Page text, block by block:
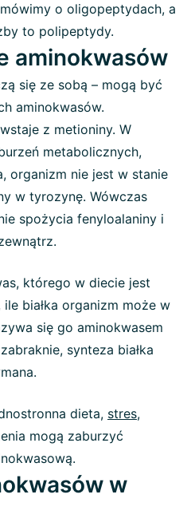
o oligopeptydach, a
to polipeptydy.
aminokwasów
się ze sobą – mogą być
aminokwasów.
z metioniny. W
metabolicznych,
organizm nie jest w stanie
w tyrozynę. Wówczas
spożycia fenyloalaniny i
którego w diecie jest
białka organizm może w
się go aminokwasem
synteza białka
dieta, stres,
mogą zaburzyć
w